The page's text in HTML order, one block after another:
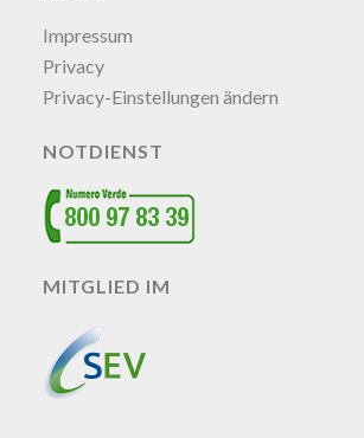
Impressum
Privacy
Privacy-Einstellungen ändern
NOTDIENST
MITGLIED IM